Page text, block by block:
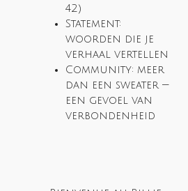
42)
Statement:
woorden die je
verhaal vertellen
Community: meer
dan een sweater —
een gevoel van
verbondenheid